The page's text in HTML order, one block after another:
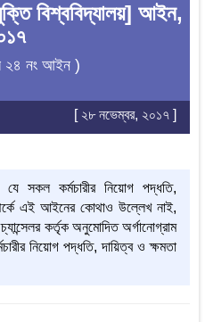
বিশ্ববিদ্যালয়] আইন,
২৪ নং আইন )
[ ২৮ নভেম্বর, ২০১৭ ]
যে সকল কর্মচারীর নিয়োগ পদ্ধতি,
এই আইনের কোথাও উল্লেখ নাই,
চ্যান্সেলর কর্তৃক অনুমোদিত অর্গানোগ্রাম
নিয়োগ পদ্ধতি, দায়িত্ব ও ক্ষমতা